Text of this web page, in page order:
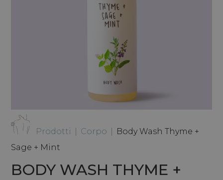
Prodotti Corpo
Body Wash Thyme +
Sage + Mint
BODY WASH THYME +